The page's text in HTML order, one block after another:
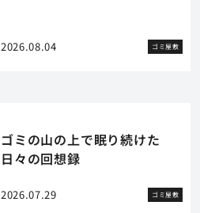
2026.08.04 ゴミ屋敷
ゴミの山の上で眠り続けた
日々の回想録
2026.07.29 ゴミ屋敷